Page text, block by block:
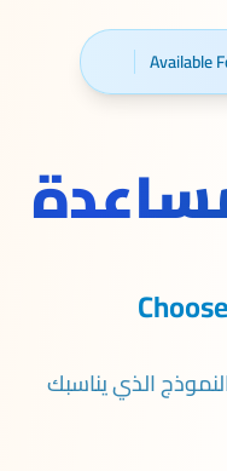
Available
الذي يناسبك